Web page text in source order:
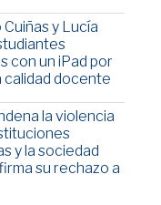
y Lucía
con un iPad por
calidad docente
la violencia
y la sociedad
su rechazo a